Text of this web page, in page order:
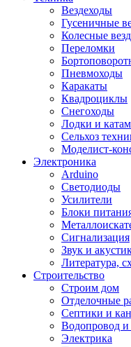
Вездеходы
Гусеничные
Колесные
Переломки
Пневмоходы
Каракаты
Квадроциклы
Снегоходы
Лодки и
Сельхоз
Моделист-
Электроника
Arduino
Светодиоды
Усилители
Блоки
Сигнализация
Звук и
Литература,
Строительство
Строим дом
Отделочные
Септики и
Водопровод и
Электрика